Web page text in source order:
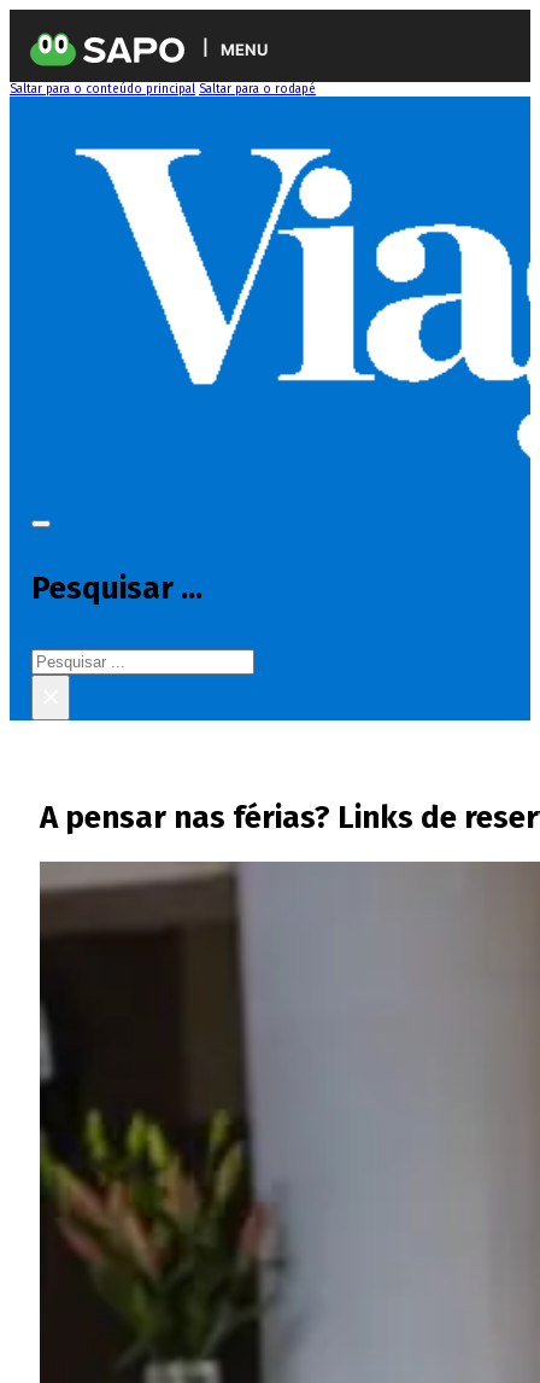
MENU
Saltar para o conteúdo principal Saltar para o rodapé
Pesquisar ...
Pesquisar
A pensar nas férias? Links de